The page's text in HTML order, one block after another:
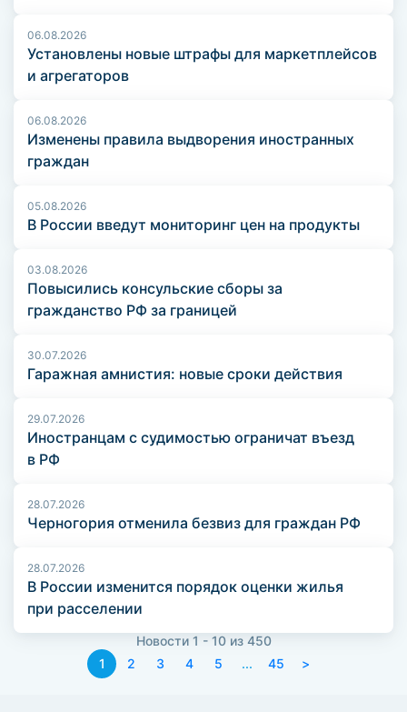
06.08.2026
Установлены новые штрафы для маркетплейсов
и агрегаторов
06.08.2026
Изменены правила выдворения иностранных
граждан
05.08.2026
В России введут мониторинг цен на продукты
03.08.2026
Повысились консульские сборы за
гражданство РФ за границей
30.07.2026
Гаражная амнистия: новые сроки действия
29.07.2026
Иностранцам с судимостью ограничат въезд
в РФ
28.07.2026
Черногория отменила безвиз для граждан РФ
28.07.2026
В России изменится порядок оценки жилья
при расселении
Новости 1 - 10 из 450
1
2 3 4 5 ... 45 >